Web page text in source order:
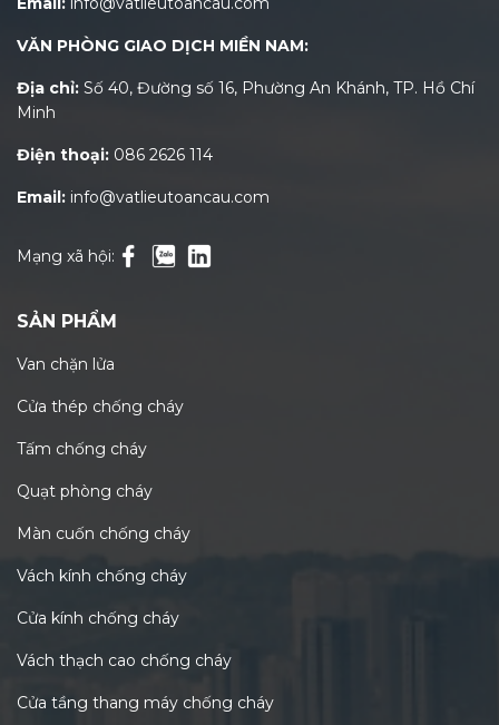
VĂN PHÒNG GIAO DỊCH MIỀN NAM:
Địa chỉ: Số 40, Đường số 16, Phường An Khánh, TP. Hồ Chí
Minh
Điện thoại: 086 2626 114
Email: info@vatlieutoancau.com
Mạng xã hội:
SẢN PHẨM
Van chặn lửa
Cửa thép chống cháy
Tấm chống cháy
Quạt phòng cháy
Màn cuốn chống cháy
Vách kính chống cháy
Cửa kính chống cháy
Vách thạch cao chống cháy
Cửa tầng thang máy chống cháy